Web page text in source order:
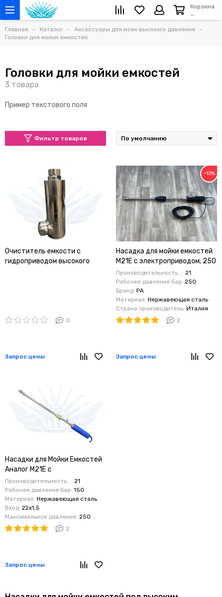
Корзина
…
Главная Каталог
Аксессуары для моек высокого давления
Головки для мойки емкостей
Головки для мойки емкостей
Пример текстового поля
Фильтр товаров
Очиститель емкости с
гидроприводом высокого
0
Запрос цены
−17%
Насадка для мойки емкостей
M21E с электроприводом; 250
Бар ;10-21 л/мин; 550мм;
360град.; 12В. вход 22*1,5ш.
25.4300.00
Производительность...: 21
Рабочее давление Бар: 250
Бренд: PA
Материал: Нержавеющая сталь
Страна производитель: Италия
2
Запрос цены
Насадки для Мойки Емкостей
Аналог M21E с
Электроприводом
Производительность...: 21
Рабочее давление Бар: 150
Материал: Нержавеющая сталь
Вход: 22х1,5
Максимальное давление: 250
2
Запрос цены